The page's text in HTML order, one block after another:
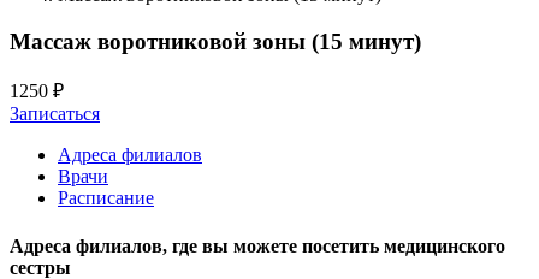
Массаж воротниковой зоны (15 минут)
1250 ₽
Записаться
Адреса филиалов
Врачи
Расписание
Адреса филиалов, где вы можете посетить медицинского
сестры